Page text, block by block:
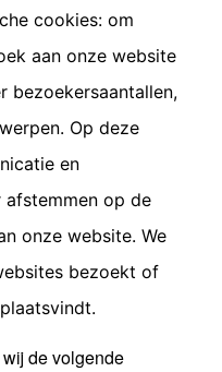
cookies: om
aan onze website
bezoekersaantallen,
Op deze
en
op de
onze website. We
bezoekt of
de volgende